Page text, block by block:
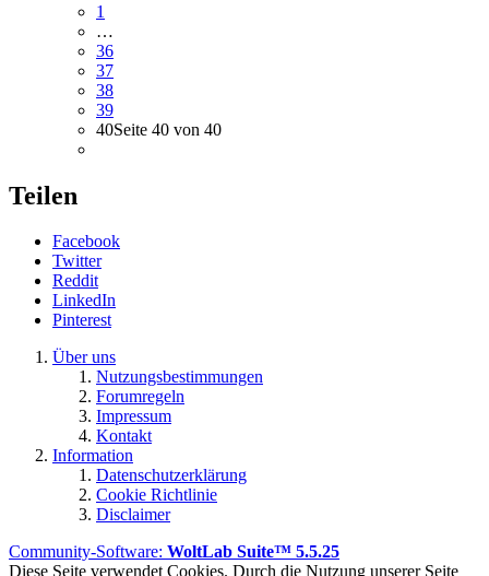
1
…
36
37
38
39
40Seite 40 von 40
Teilen
Facebook
Twitter
Reddit
LinkedIn
Pinterest
Über uns
Nutzungsbestimmungen
Forumregeln
Impressum
Kontakt
Information
Datenschutzerklärung
Cookie Richtlinie
Disclaimer
Community-Software: WoltLab Suite™ 5.5.25
Diese Seite verwendet Cookies. Durch die Nutzung unserer Seite